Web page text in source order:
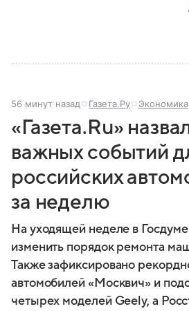
56 минут назад Газета.Ру Экономика
«Газета.Ru»
важных событий
российских
за неделю
На уходящей неделе в
изменить порядок ремонта
Также зафиксировано
автомобилей «Москвич» и
четырех моделей Geely, а